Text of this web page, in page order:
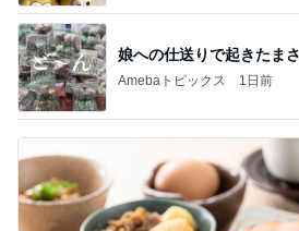
娘への仕送りで起きたま
Amebaトピックス 1日前